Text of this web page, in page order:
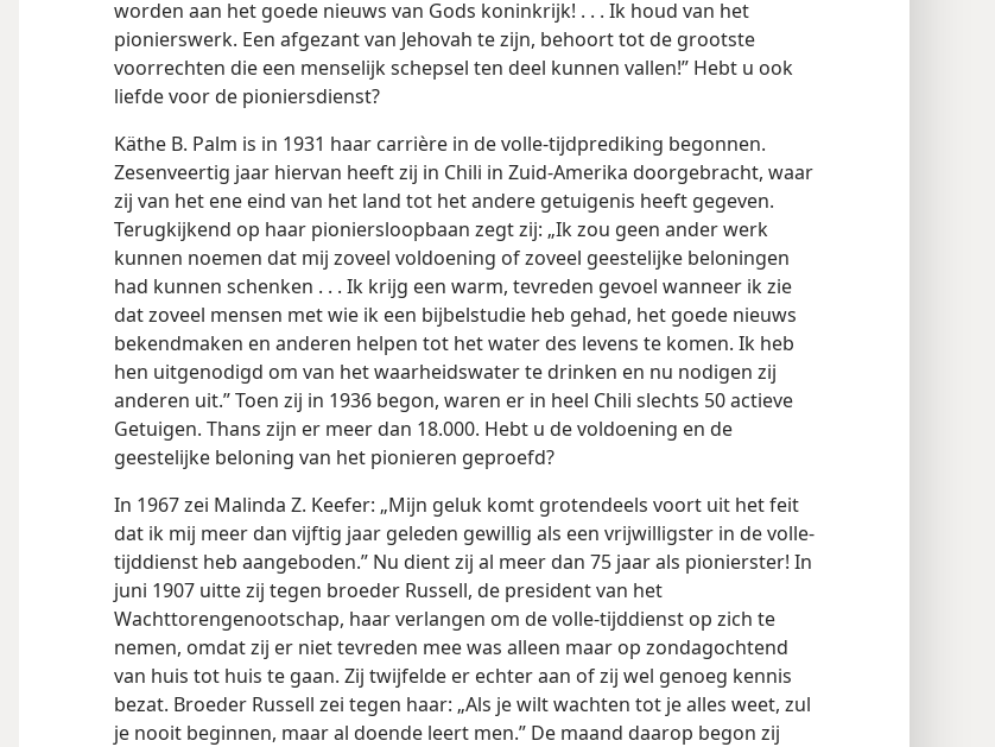
worden aan het goede nieuws van Gods koninkrijk! . . . Ik houd van het
pionierswerk. Een afgezant van Jehovah te zijn, behoort tot de grootste
voorrechten die een menselijk schepsel ten deel kunnen vallen!” Hebt u ook
liefde voor de pioniersdienst?
Käthe B. Palm is in 1931 haar carrière in de volle-tijdprediking begonnen.
Zesenveertig jaar hiervan heeft zij in Chili in Zuid-Amerika doorgebracht, waar
zij van het ene eind van het land tot het andere getuigenis heeft gegeven.
Terugkijkend op haar pioniersloopbaan zegt zij: „Ik zou geen ander werk
kunnen noemen dat mij zoveel voldoening of zoveel geestelijke beloningen
had kunnen schenken . . . Ik krijg een warm, tevreden gevoel wanneer ik zie
dat zoveel mensen met wie ik een bijbelstudie heb gehad, het goede nieuws
bekendmaken en anderen helpen tot het water des levens te komen. Ik heb
hen uitgenodigd om van het waarheidswater te drinken en nu nodigen zij
anderen uit.” Toen zij in 1936 begon, waren er in heel Chili slechts 50 actieve
Getuigen. Thans zijn er meer dan 18.000. Hebt u de voldoening en de
geestelijke beloning van het pionieren geproefd?
In 1967 zei Malinda Z. Keefer: „Mijn geluk komt grotendeels voort uit het feit
dat ik mij meer dan vijftig jaar geleden gewillig als een vrijwilligster in de volle-
tijddienst heb aangeboden.” Nu dient zij al meer dan 75 jaar als pionierster! In
juni 1907 uitte zij tegen broeder Russell, de president van het
Wachttorengenootschap, haar verlangen om de volle-tijddienst op zich te
nemen, omdat zij er niet tevreden mee was alleen maar op zondagochtend
van huis tot huis te gaan. Zij twijfelde er echter aan of zij wel genoeg kennis
bezat. Broeder Russell zei tegen haar: „Als je wilt wachten tot je alles weet, zul
je nooit beginnen, maar al doende leert men.” De maand daarop begon zij